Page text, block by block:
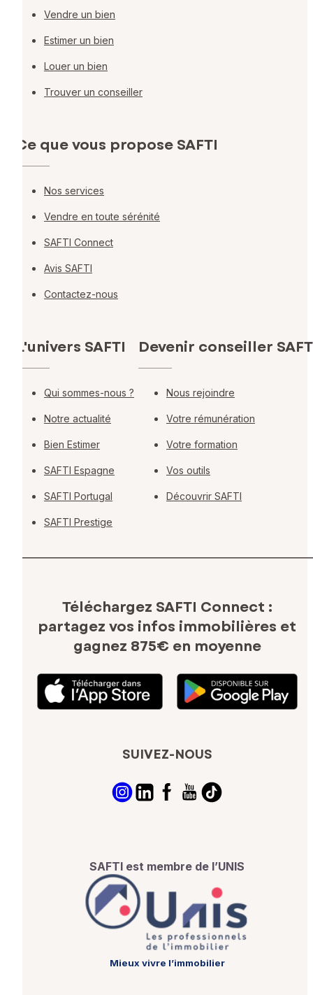
Vendre un bien
Estimer un bien
Louer un bien
Trouver un conseiller
Ce que vous propose SAFTI
Nos services
Vendre en toute sérénité
SAFTI Connect
Avis SAFTI
Contactez-nous
L'univers SAFTI
Qui sommes-nous ?
Notre actualité
Bien Estimer
SAFTI Espagne
SAFTI Portugal
SAFTI Prestige
Devenir conseiller
Nous rejoindre
Votre rémunération
Votre formation
Vos outils
Découvrir SAFTI
Téléchargez SAFTI Connect :
partagez vos infos immobilières et
gagnez 875€ en moyenne
SUIVEZ-NOUS
SAFTI est membre de l’UNIS
Mieux vivre l’immobilier